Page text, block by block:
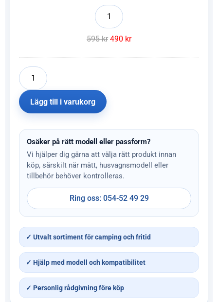
595kr 490 kr
Lägg till i varukorg
Osäker på rätt modell eller passform?
Vi hjälper dig gärna att välja rätt produkt innan
köp, särskilt när mått, husvagnsmodell eller
tillbehör behöver kontrolleras.
Ring oss: 054-52 49 29
✓ Utvalt sortiment för camping och fritid
✓ Hjälp med modell och kompatibilitet
✓ Personlig rådgivning före köp